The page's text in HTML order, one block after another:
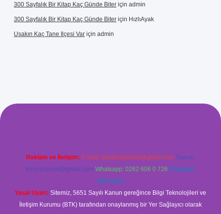
300 Sayfalık Bir Kitap Kaç Günde Biter için admin
300 Sayfalık Bir Kitap Kaç Günde Biter için HızlıAyak
Uşakın Kaç Tane Ilçesi Var için admin
giriş
Reklam ve İletişim: E-mail: backlinkpaneli@gmail.com Teams:
forumhizmeti@gmail.com Whatsapp: 0262 606 0 726 Telegram:
@karabul
Yasal Uyarı: Sitemiz, 5651 Sayılı Kanun gereğince Bilgi Teknolojileri ve
İletişim Kurumu (BTK) tarafından onaylanmış bir Yer Sağlayıcı olarak